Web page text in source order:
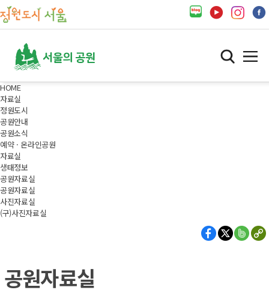
HOME
자료실
정원도시
공원안내
공원소식
예약 · 온라인공원
자료실
생태정보
공원자료실
공원자료실
사진자료실
(구)사진자료실
공원자료실